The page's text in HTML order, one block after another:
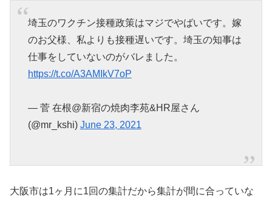
埼玉のワクチン接種政策はマジでやばいです。嫁
のお父様、私よりも接種遅いです。埼玉の知事は
仕事をしていないのがバレました。
https://t.co/A3AMIkV7oP
— 菅 在根@新宿の焼肉李苑&HR屋さん
(@mr_kshi) June 23, 2021
大阪市は1ヶ月に1回の集計だから集計が間に合っていな